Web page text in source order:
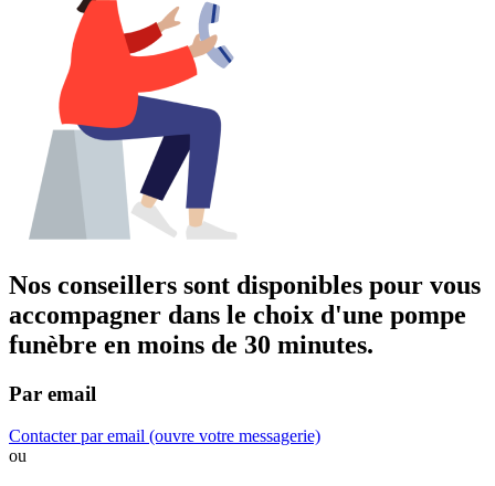
Nos conseillers sont disponibles pour vous
accompagner dans le choix d'une pompe
funèbre en moins de 30 minutes.
Par email
Contacter par email (ouvre votre messagerie)
ou